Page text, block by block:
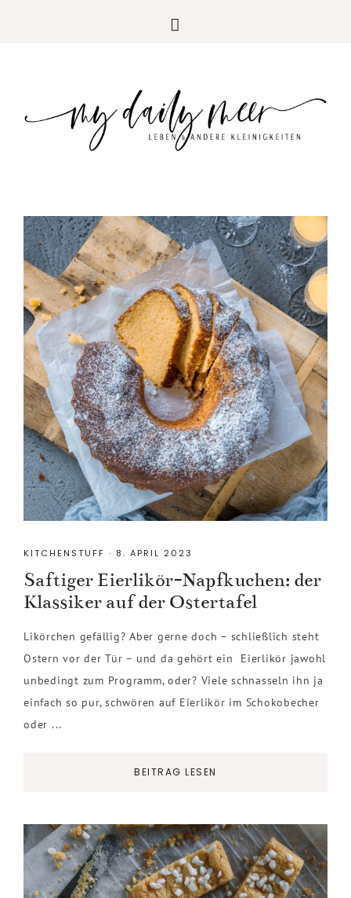
KITCHENSTUFF · 8. APRIL 2023
Saftiger Eierlikör-Napfkuchen: der
Klassiker auf der Ostertafel
Likörchen gefällig? Aber gerne doch – schließlich steht
Ostern vor der Tür – und da gehört ein Eierlikör jawohl
unbedingt zum Programm, oder? Viele schnasseln ihn ja
einfach so pur, schwören auf Eierlikör im Schokobecher
oder ...
BEITRAG LESEN